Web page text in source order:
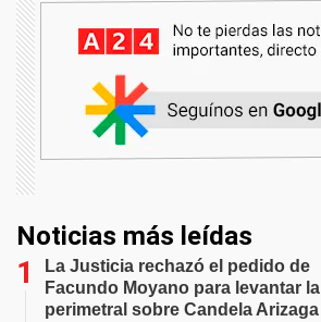
Noticias más leídas
La Justicia rechazó el pedido de
Facundo Moyano para levantar la
perimetral sobre Candela Arizaga